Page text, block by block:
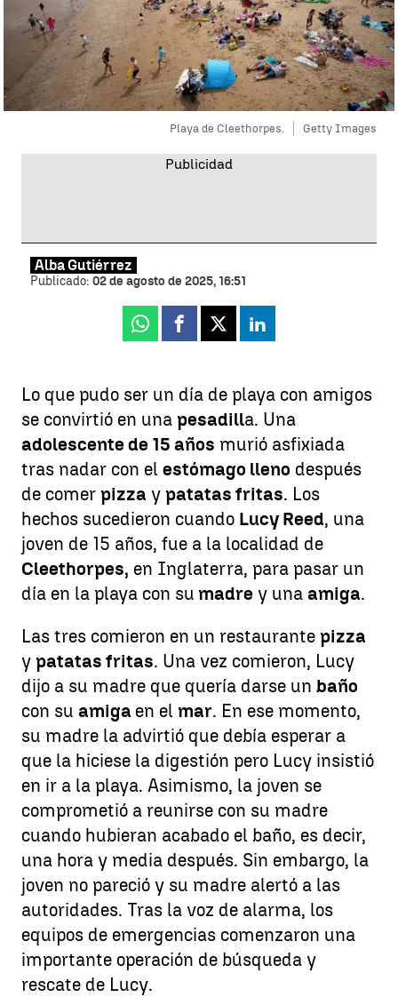
Playa de Cleethorpes. Getty Images
Alba Gutiérrez
Publicado: 02 de agosto de 2025, 16:51
Whatsapp
Facebook
X Linkedin
Lo que pudo ser un día de playa con amigos
se convirtió en una pesadilla. Una
adolescente de 15 años murió asfixiada
tras nadar con el estómago lleno después
de comer pizza y patatas fritas. Los
hechos sucedieron cuando Lucy Reed, una
joven de 15 años, fue a la localidad de
Cleethorpes, en Inglaterra, para pasar un
día en la playa con su madre y una amiga.
Las tres comieron en un restaurante pizza
y patatas fritas. Una vez comieron, Lucy
dijo a su madre que quería darse un baño
con su amiga en el mar. En ese momento,
su madre la advirtió que debía esperar a
que la hiciese la digestión pero Lucy insistió
en ir a la playa. Asimismo, la joven se
comprometió a reunirse con su madre
cuando hubieran acabado el baño, es decir,
una hora y media después. Sin embargo, la
joven no pareció y su madre alertó a las
autoridades. Tras la voz de alarma, los
equipos de emergencias comenzaron una
importante operación de búsqueda y
rescate de Lucy.